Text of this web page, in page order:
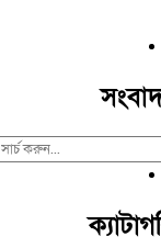
Search